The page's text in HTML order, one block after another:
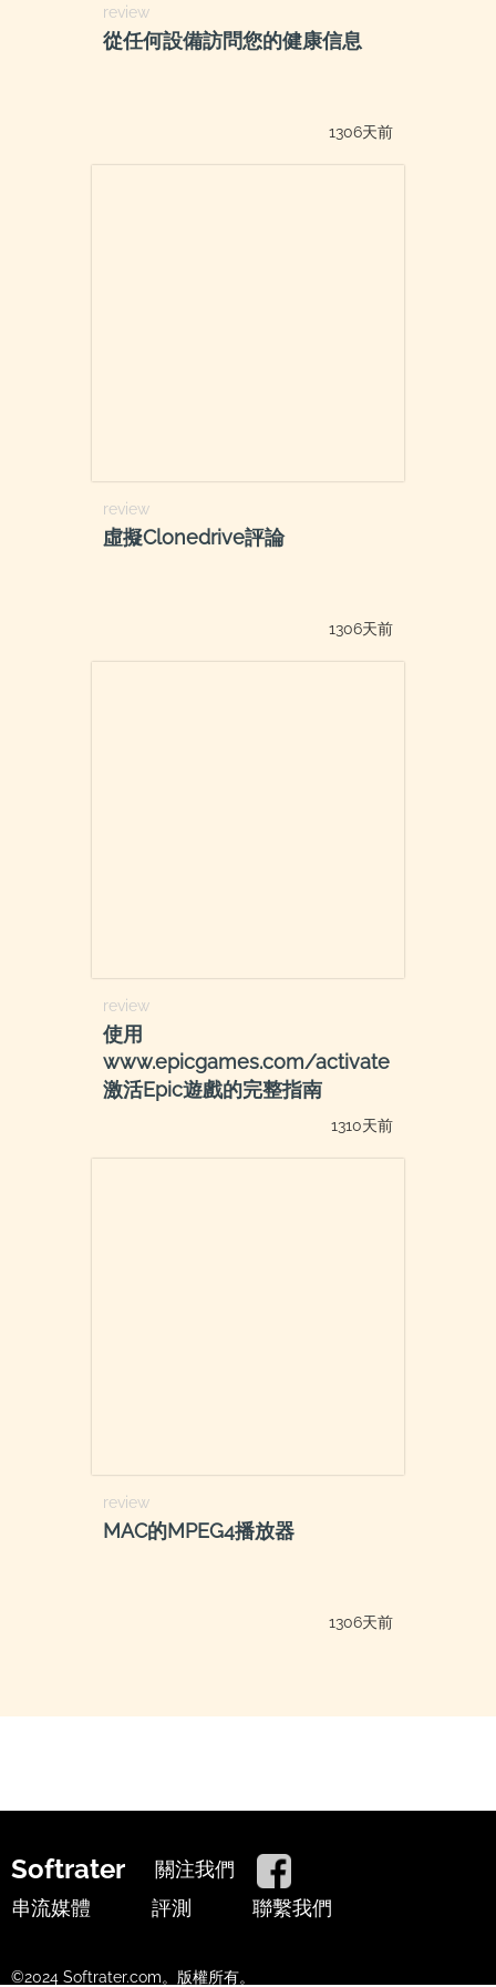
review
從任何設備訪問您的健康信息
1306天前
review
虛擬Clonedrive評論
1306天前
review
使用
www.epicgames.com/activate
激活Epic遊戲的完整指南
1310天前
review
MAC的MPEG4播放器
1306天前
Softrater
關注我們
串流媒體
評測 聯繫我們
©2024 Softrater.com。版權所有。